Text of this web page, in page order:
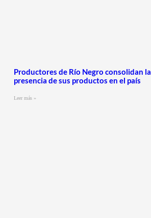
Productores de Río Negro consolidan la
presencia de sus productos en el país
Leer más »